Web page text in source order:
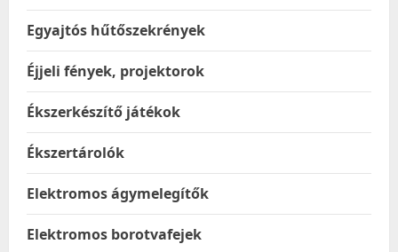
Egyajtós hűtőszekrények
Éjjeli fények, projektorok
Ékszerkészítő játékok
Ékszertárolók
Elektromos ágymelegítők
Elektromos borotvafejek